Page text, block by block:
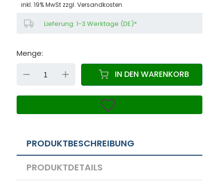
inkl. 19% MwSt zzgl. Versandkosten
Lieferung: 1-3 Werktage (DE)*
Menge:
DOWN IN DEN WARENKORB
PRODUKTBESCHREIBUNG
PRODUKTDETAILS